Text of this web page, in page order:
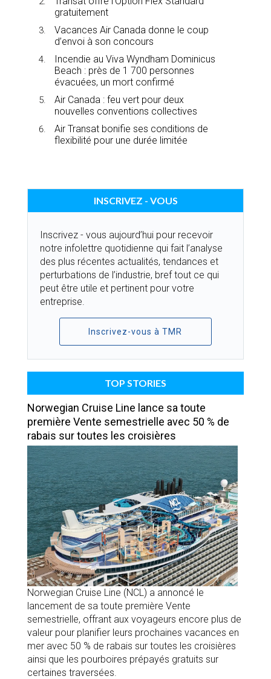
gratuitement
Vacances Air Canada donne le coup
d’envoi à son concours
Incendie au Viva Wyndham Dominicus
Beach : près de 1 700 personnes
évacuées, un mort confirmé
Air Canada : feu vert pour deux
nouvelles conventions collectives
Air Transat bonifie ses conditions de
flexibilité pour une durée limitée
INSCRIVEZ - VOUS
Inscrivez - vous aujourd’hui pour recevoir
notre infolettre quotidienne qui fait l’analyse
des plus récentes actualités, tendances et
perturbations de l’industrie, bref tout ce qui
peut être utile et pertinent pour votre
entreprise.
Inscrivez-vous à TMR
TOP STORIES
Norwegian Cruise Line lance sa toute
première Vente semestrielle avec 50 % de
rabais sur toutes les croisières
Norwegian Cruise Line (NCL) a annoncé le
lancement de sa toute première Vente
semestrielle, offrant aux voyageurs encore plus de
valeur pour planifier leurs prochaines vacances en
mer avec 50 % de rabais sur toutes les croisières
ainsi que les pourboires prépayés gratuits sur
certaines traversées.